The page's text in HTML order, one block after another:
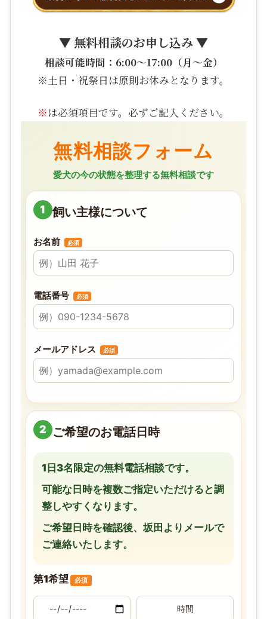
▼ 無料相談のお申し込み ▼
相談可能時間：6:00〜17:00（月〜金）
※土日・祝祭日は原則お休みとなります。
※は必須項目です。必ずご記入ください。
無料相談フォーム
愛犬の今の状態を整理する無料相談です
1 飼い主様について
お名前 必須
電話番号 必須
メールアドレス 必須
2 ご希望のお電話日時
1日3名限定の無料電話相談です。
可能な日時を複数ご指定いただけると調
整しやすくなります。
ご希望日時を確認後、坂田よりメールで
ご連絡いたします。
第1希望 必須